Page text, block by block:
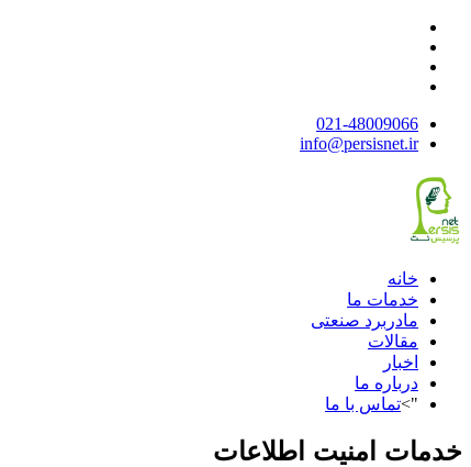
021-48009066
info@persisnet.ir
خانه
خدمات ما
مادربرد صنعتی
مقالات
اخبار
درباره ما
">تماس با ما
خدمات امنیت اطلاعات